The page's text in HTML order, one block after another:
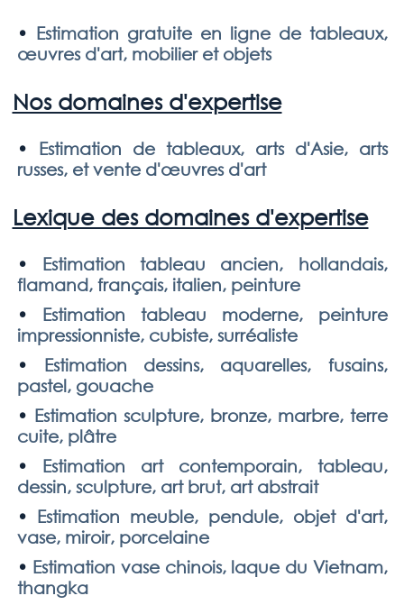
• Estimation gratuite en ligne de tableaux,
œuvres d'art, mobilier et objets
Nos domaines d'expertise
• Estimation de tableaux, arts d'Asie, arts
russes, et vente d'œuvres d'art
Lexique des domaines d'expertise
• Estimation tableau ancien, hollandais,
flamand, français, italien, peinture
• Estimation tableau moderne, peinture
impressionniste, cubiste, surréaliste
• Estimation dessins, aquarelles, fusains,
pastel, gouache
• Estimation sculpture, bronze, marbre, terre
cuite, plâtre
• Estimation art contemporain, tableau,
dessin, sculpture, art brut, art abstrait
• Estimation meuble, pendule, objet d'art,
vase, miroir, porcelaine
• Estimation vase chinois, laque du Vietnam,
thangka